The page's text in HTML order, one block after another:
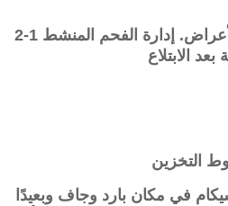
الإدارة: العلاج الداعم والأعراض. إدارة الفحم المنشط 1-2
الابتلاع
التخزين
في مكان بارد وجاف وبعيدًا